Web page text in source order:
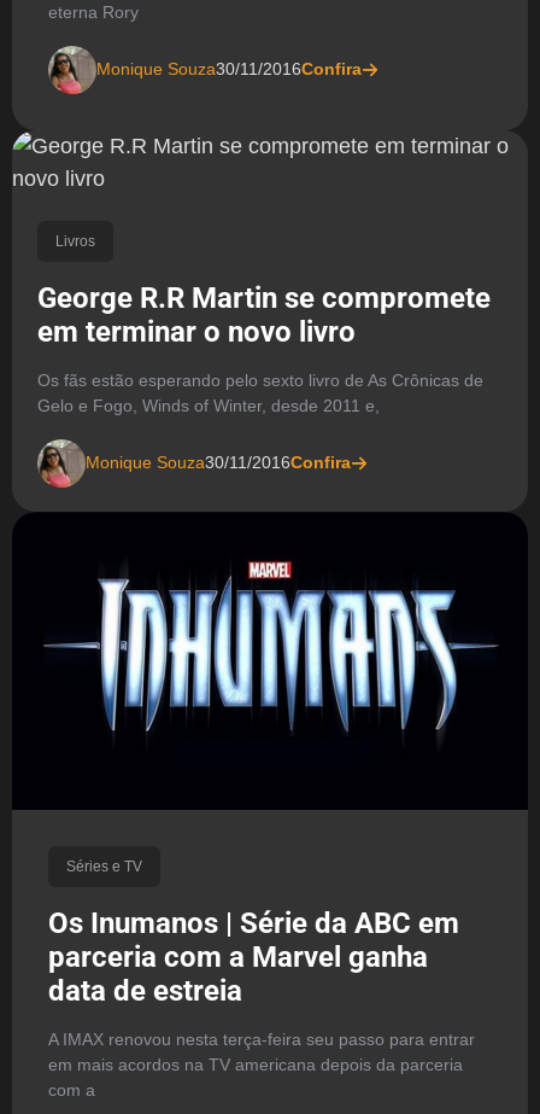
eterna Rory
Monique Souza30/11/2016Confira
Livros
George R.R Martin se compromete
em terminar o novo livro
Os fãs estão esperando pelo sexto livro de As Crônicas de
Gelo e Fogo, Winds of Winter, desde 2011 e,
Monique Souza30/11/2016Confira
Séries e TV
Os Inumanos | Série da ABC em
parceria com a Marvel ganha
data de estreia
A IMAX renovou nesta terça-feira seu passo para entrar
em mais acordos na TV americana depois da parceria
com a